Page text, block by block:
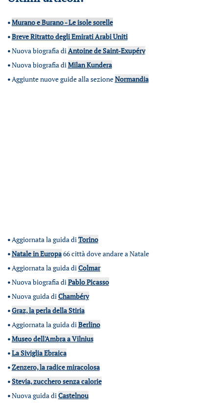
•Murano e Burano - Le isole sorelle
•Breve Ritratto degli Emirati Arabi Uniti
•Nuova biografia diAntoine de Saint-Exupéry
•Nuova biografia diMilan Kundera
•Aggiunte nuove guide alla sezioneNormandia
•Aggiornata la guida diTorino
•Natale in Europa66 città dove andare a Natale
•Aggiornata la guida diColmar
•Nuova biografia diPablo Picasso
•Nuova guida diChambéry
•Graz, la perla della Stiria
•Aggiornata la guida diBerlino
•Museo dell'Ambra a Vilnius
•La Siviglia Ebraica
•Zenzero, la radice miracolosa
•Stevia, zucchero senza calorie
•Nuova guida diCastelnou